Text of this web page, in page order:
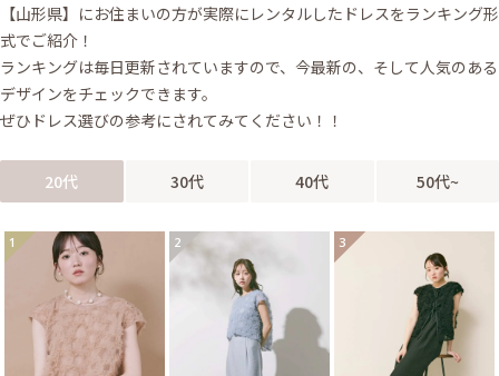
【山形県】にお住まいの方が実際にレンタルしたドレスをランキング形
式でご紹介！
ランキングは毎日更新されていますので、今最新の、そして人気のある
デザインをチェックできます。
ぜひドレス選びの参考にされてみてください！！
20代 30代 40代 50代~
1 2 3